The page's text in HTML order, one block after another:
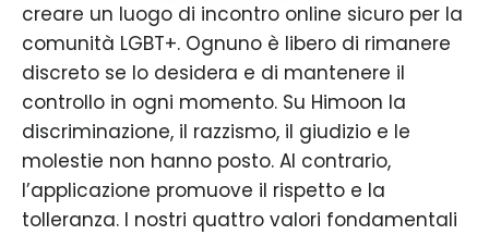
creare un luogo di incontro online sicuro per la
comunità LGBT+. Ognuno è libero di rimanere
discreto se lo desidera e di mantenere il
controllo in ogni momento. Su Himoon la
discriminazione, il razzismo, il giudizio e le
molestie non hanno posto. Al contrario,
l’applicazione promuove il rispetto e la
tolleranza. I nostri quattro valori fondamentali